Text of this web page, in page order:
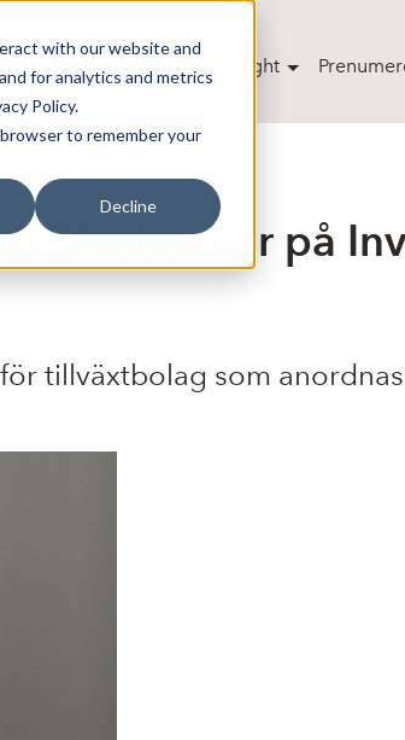
with our website and
for analytics and metrics
Policy.
to remember your
Decline
Om Spotlight
Medverkar på
tillväxtbolag som anordnas